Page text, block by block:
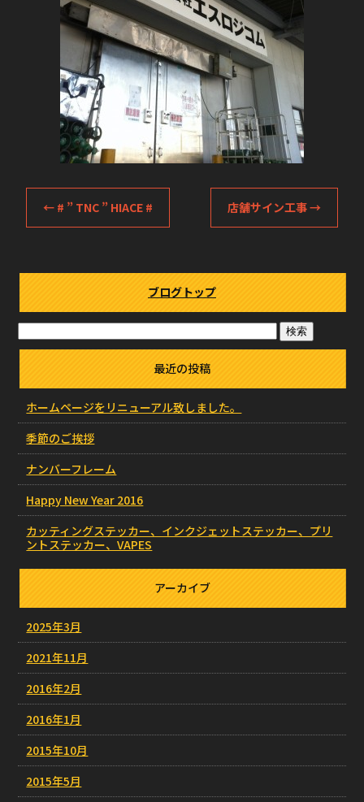
← # ” TNC ” HIACE # 店舗サイン工事→
ブログトップ
最近の投稿
ホームページをリニューアル致しました。
季節のご挨拶
ナンバーフレーム
Happy New Year 2016
カッティングステッカー、インクジェットステッカー、プリ
ントステッカー、VAPES
アーカイブ
2025年3月
2021年11月
2016年2月
2016年1月
2015年10月
2015年5月